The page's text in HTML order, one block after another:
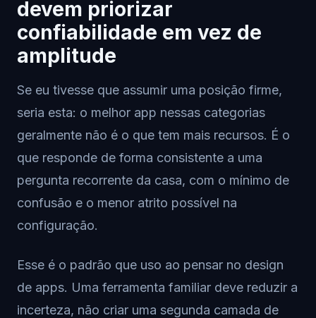
devem priorizar
confiabilidade em vez de
amplitude
Se eu tivesse que assumir uma posição firme,
seria esta: o melhor app nessas categorias
geralmente não é o que tem mais recursos. É o
que responde de forma consistente a uma
pergunta recorrente da casa, com o mínimo de
confusão e o menor atrito possível na
configuração.
Esse é o padrão que uso ao pensar no design
de apps. Uma ferramenta familiar deve reduzir a
incerteza, não criar uma segunda camada de